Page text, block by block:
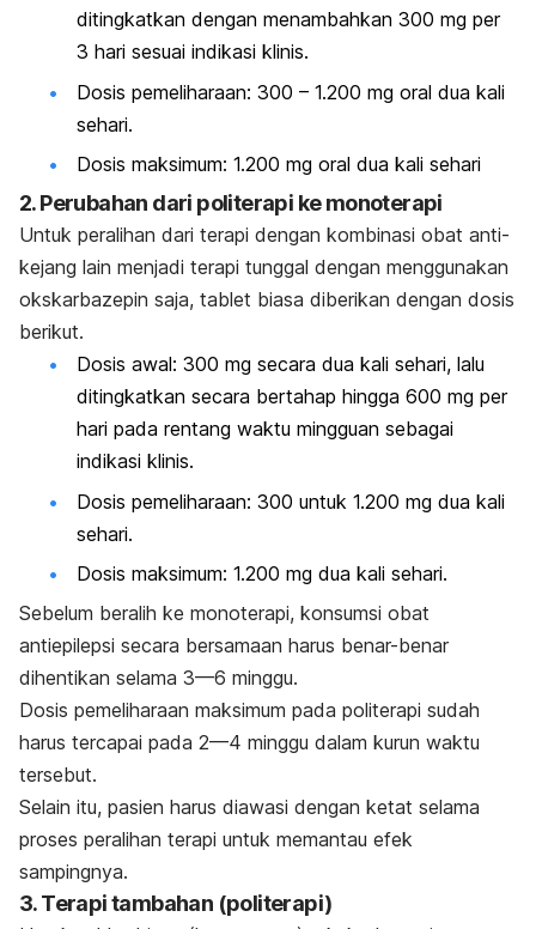
ditingkatkan dengan menambahkan 300 mg per
3 hari sesuai indikasi klinis.
Dosis pemeliharaan: 300 – 1.200 mg oral dua kali
sehari.
Dosis maksimum: 1.200 mg oral dua kali sehari
2. Perubahan dari politerapi ke monoterapi
Untuk peralihan dari terapi dengan kombinasi obat anti-
kejang lain menjadi terapi tunggal dengan menggunakan
okskarbazepin saja, tablet biasa diberikan dengan dosis
berikut.
Dosis awal: 300 mg secara dua kali sehari, lalu
ditingkatkan secara bertahap hingga 600 mg per
hari pada rentang waktu mingguan sebagai
indikasi klinis.
Dosis pemeliharaan: 300 untuk 1.200 mg dua kali
sehari.
Dosis maksimum: 1.200 mg dua kali sehari.
Sebelum beralih ke monoterapi, konsumsi obat
antiepilepsi secara bersamaan harus benar-benar
dihentikan selama 3—6 minggu.
Dosis pemeliharaan maksimum pada politerapi sudah
harus tercapai pada 2—4 minggu dalam kurun waktu
tersebut.
Selain itu, pasien harus diawasi dengan ketat selama
proses peralihan terapi untuk memantau efek
sampingnya.
3. Terapi tambahan (politerapi)